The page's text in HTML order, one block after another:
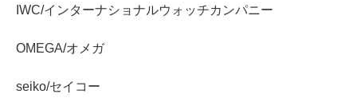
IWC/インターナショナルウォッチカンパニー
OMEGA/オメガ
seiko/セイコー